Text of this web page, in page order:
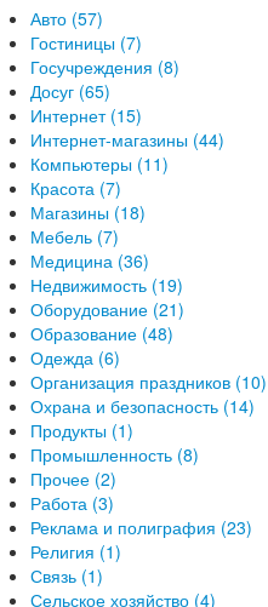
Авто (57)
Гостиницы (7)
Госучреждения (8)
Досуг (65)
Интернет (15)
Интернет-магазины (44)
Компьютеры (11)
Красота (7)
Магазины (18)
Мебель (7)
Медицина (36)
Недвижимость (19)
Оборудование (21)
Образование (48)
Одежда (6)
Организация праздников (10)
Охрана и безопасность (14)
Продукты (1)
Промышленность (8)
Прочее (2)
Работа (3)
Реклама и полиграфия (23)
Религия (1)
Связь (1)
Сельское хозяйство (4)